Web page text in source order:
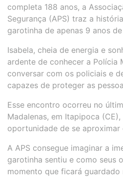
completa 188 anos, a
Segurança (APS) traz a
garotinha de apenas 9 anos
Isabela, cheia de energia e
ardente de conhecer a Polícia
conversar com os policiais e
capazes de proteger as
Esse encontro ocorreu no
Madalenas, em Itapipoca
oportunidade de se
A APS consegue imaginar a
garotinha sentiu e como seus
momento que ficará guardado